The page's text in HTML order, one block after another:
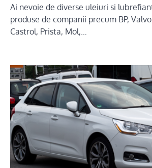
Ai nevoie de diverse uleiuri si
produse de companii precum BP,
Castrol, Prista, Mol,…